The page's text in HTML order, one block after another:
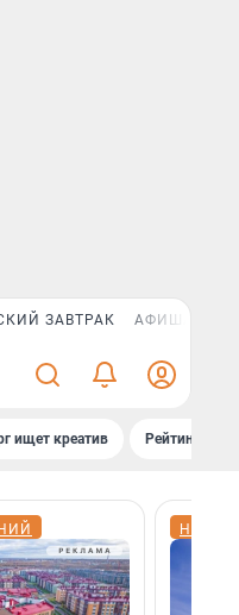
ЗАВТРАК АФИША PLUS
ищет креатив Рейтинги